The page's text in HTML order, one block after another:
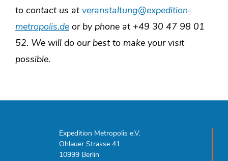
to contact us at veranstaltung@expedition-
metropolis.de or by phone at +49 30 47 98 01
52. We will do our best to make your visit
possible.
Expedition Metropolis e.V.
Ohlauer Strasse 41
10999 Berlin